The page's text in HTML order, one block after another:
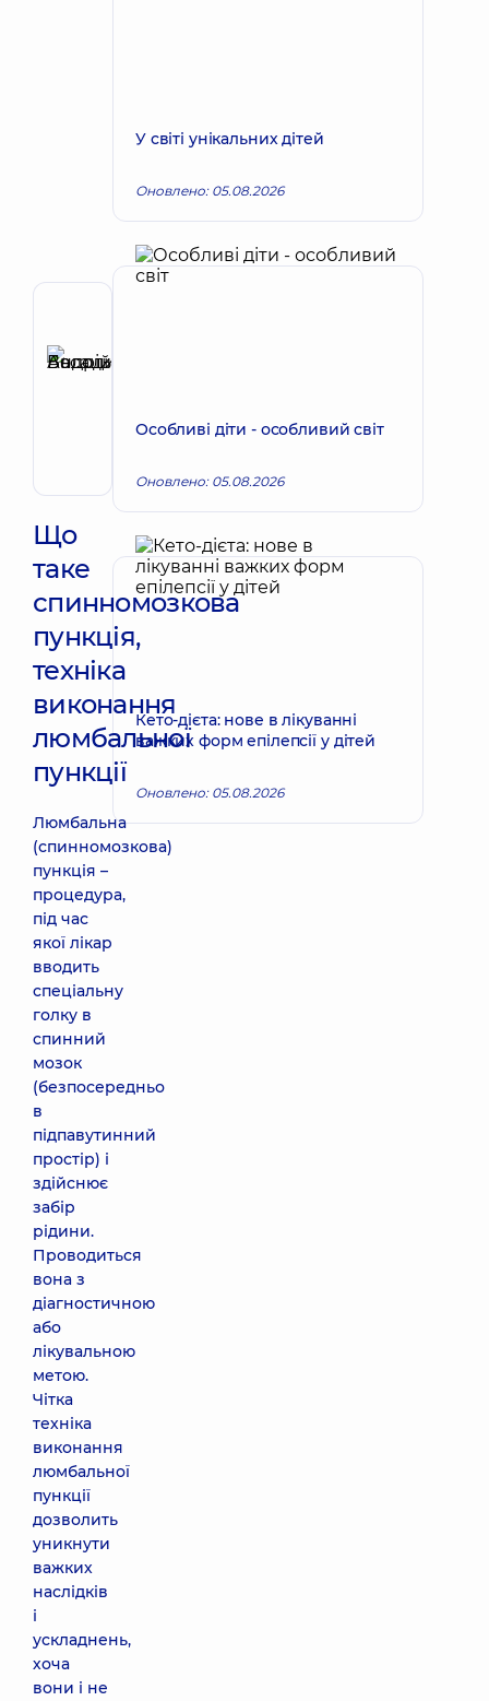
Хірург
Що
таке
спинномозкова
пункція,
техніка
виконання
люмбальної
пункції
Люмбальна
(спинномозкова)
пункція –
процедура,
під час
якої лікар
вводить
спеціальну
голку в
спинний
мозок
(безпосередньо
в
підпавутинний
простір) і
здійснює
забір
рідини.
Проводиться
вона з
діагностичною
або
лікувальною
метою.
Чітка
техніка
виконання
люмбальної
пункції
дозволить
уникнути
важких
наслідків
і
ускладнень,
хоча
вони і не
У світі унікальних дітей
Оновлено: 05.08.2026
Особливі діти - особливий світ
Оновлено: 05.08.2026
Кето-дієта: нове в лікуванні
важких форм епілепсії у дітей
Оновлено: 05.08.2026